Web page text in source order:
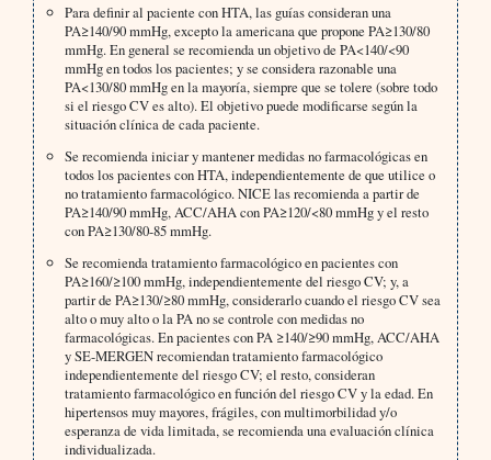
Para definir al paciente con HTA, las guías consideran una
PA≥140/90 mmHg, excepto la americana que propone PA≥130/80
mmHg. En general se recomienda un objetivo de PA<140/<90
mmHg en todos los pacientes; y se considera razonable una
PA<130/80 mmHg en la mayoría, siempre que se tolere (sobre todo
si el riesgo CV es alto). El objetivo puede modificarse según la
situación clínica de cada paciente.
Se recomienda iniciar y mantener medidas no farmacológicas en
todos los pacientes con HTA, independientemente de que utilice o
no tratamiento farmacológico. NICE las recomienda a partir de
PA≥140/90 mmHg, ACC/AHA con PA≥120/<80 mmHg y el resto
con PA≥130/80-85 mmHg.
Se recomienda tratamiento farmacológico en pacientes con
PA≥160/≥100 mmHg, independientemente del riesgo CV; y, a
partir de PA≥130/≥80 mmHg, considerarlo cuando el riesgo CV sea
alto o muy alto o la PA no se controle con medidas no
farmacológicas. En pacientes con PA ≥140/≥90 mmHg, ACC/AHA
y SE-MERGEN recomiendan tratamiento farmacológico
independientemente del riesgo CV; el resto, consideran
tratamiento farmacológico en función del riesgo CV y la edad. En
hipertensos muy mayores, frágiles, con multimorbilidad y/o
esperanza de vida limitada, se recomienda una evaluación clínica
individualizada.